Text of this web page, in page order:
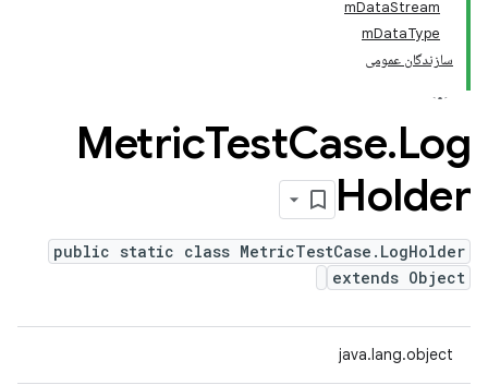
mDataStream
mDataType
سازندگان عمومی
MetricTestCase.Log
Holder
public static class MetricTestCase.LogHolder
extends Object
java.lang.object